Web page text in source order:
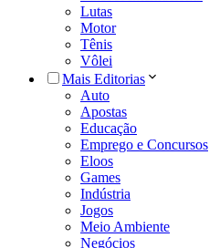
Lutas
Motor
Tênis
Vôlei
Mais Editorias
Auto
Apostas
Educação
Emprego e Concursos
Eloos
Games
Indústria
Jogos
Meio Ambiente
Negócios